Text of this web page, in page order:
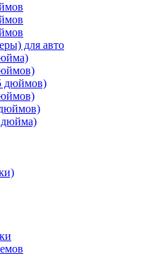
для авто
дюймов)
дюйма)